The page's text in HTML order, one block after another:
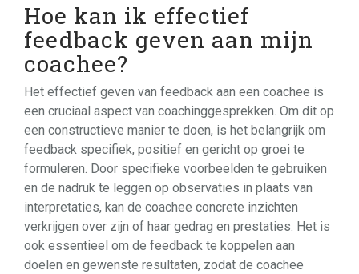
Hoe kan ik effectief
feedback geven aan mijn
coachee?
Het effectief geven van feedback aan een coachee is
een cruciaal aspect van coachinggesprekken. Om dit op
een constructieve manier te doen, is het belangrijk om
feedback specifiek, positief en gericht op groei te
formuleren. Door specifieke voorbeelden te gebruiken
en de nadruk te leggen op observaties in plaats van
interpretaties, kan de coachee concrete inzichten
verkrijgen over zijn of haar gedrag en prestaties. Het is
ook essentieel om de feedback te koppelen aan
doelen en gewenste resultaten, zodat de coachee